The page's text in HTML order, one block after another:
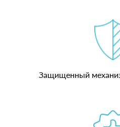
Защищенный